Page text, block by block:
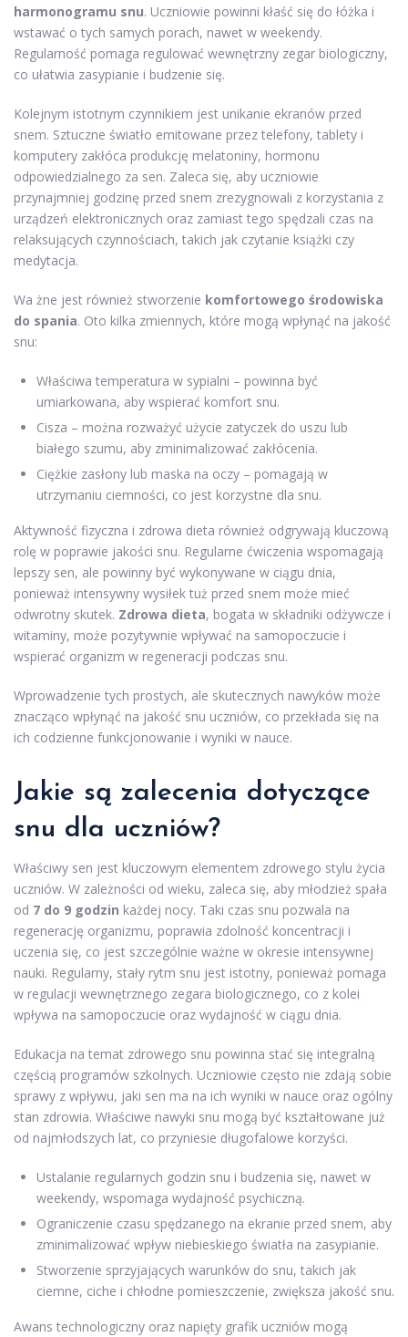
harmonogramu snu. Uczniowie powinni kłaść się do łóżka i
wstawać o tych samych porach, nawet w weekendy.
Regularność pomaga regulować wewnętrzny zegar biologiczny,
co ułatwia zasypianie i budzenie się.
Kolejnym istotnym czynnikiem jest unikanie ekranów przed
snem. Sztuczne światło emitowane przez telefony, tablety i
komputery zakłóca produkcję melatoniny, hormonu
odpowiedzialnego za sen. Zaleca się, aby uczniowie
przynajmniej godzinę przed snem zrezygnowali z korzystania z
urządzeń elektronicznych oraz zamiast tego spędzali czas na
relaksujących czynnościach, takich jak czytanie książki czy
medytacja.
Wa żne jest również stworzenie komfortowego środowiska
do spania. Oto kilka zmiennych, które mogą wpłynąć na jakość
snu:
Właściwa temperatura w sypialni – powinna być
umiarkowana, aby wspierać komfort snu.
Cisza – można rozważyć użycie zatyczek do uszu lub
białego szumu, aby zminimalizować zakłócenia.
Ciężkie zasłony lub maska na oczy – pomagają w
utrzymaniu ciemności, co jest korzystne dla snu.
Aktywność fizyczna i zdrowa dieta również odgrywają kluczową
rolę w poprawie jakości snu. Regularne ćwiczenia wspomagają
lepszy sen, ale powinny być wykonywane w ciągu dnia,
ponieważ intensywny wysiłek tuż przed snem może mieć
odwrotny skutek. Zdrowa dieta, bogata w składniki odżywcze i
witaminy, może pozytywnie wpływać na samopoczucie i
wspierać organizm w regeneracji podczas snu.
Wprowadzenie tych prostych, ale skutecznych nawyków może
znacząco wpłynąć na jakość snu uczniów, co przekłada się na
ich codzienne funkcjonowanie i wyniki w nauce.
Jakie są zalecenia dotyczące
snu dla uczniów?
Właściwy sen jest kluczowym elementem zdrowego stylu życia
uczniów. W zależności od wieku, zaleca się, aby młodzież spała
od 7 do 9 godzin każdej nocy. Taki czas snu pozwala na
regenerację organizmu, poprawia zdolność koncentracji i
uczenia się, co jest szczególnie ważne w okresie intensywnej
nauki. Regularny, stały rytm snu jest istotny, ponieważ pomaga
w regulacji wewnętrznego zegara biologicznego, co z kolei
wpływa na samopoczucie oraz wydajność w ciągu dnia.
Edukacja na temat zdrowego snu powinna stać się integralną
częścią programów szkolnych. Uczniowie często nie zdają sobie
sprawy z wpływu, jaki sen ma na ich wyniki w nauce oraz ogólny
stan zdrowia. Właściwe nawyki snu mogą być kształtowane już
od najmłodszych lat, co przyniesie długofalowe korzyści.
Ustalanie regularnych godzin snu i budzenia się, nawet w
weekendy, wspomaga wydajność psychiczną.
Ograniczenie czasu spędzanego na ekranie przed snem, aby
zminimalizować wpływ niebieskiego światła na zasypianie.
Stworzenie sprzyjających warunków do snu, takich jak
ciemne, ciche i chłodne pomieszczenie, zwiększa jakość snu.
Awans technologiczny oraz napięty grafik uczniów mogą